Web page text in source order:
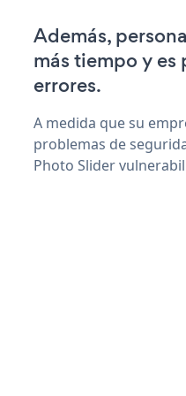
Además,
más tiempo y
errores.
A medida que su
problemas de
Photo Slider